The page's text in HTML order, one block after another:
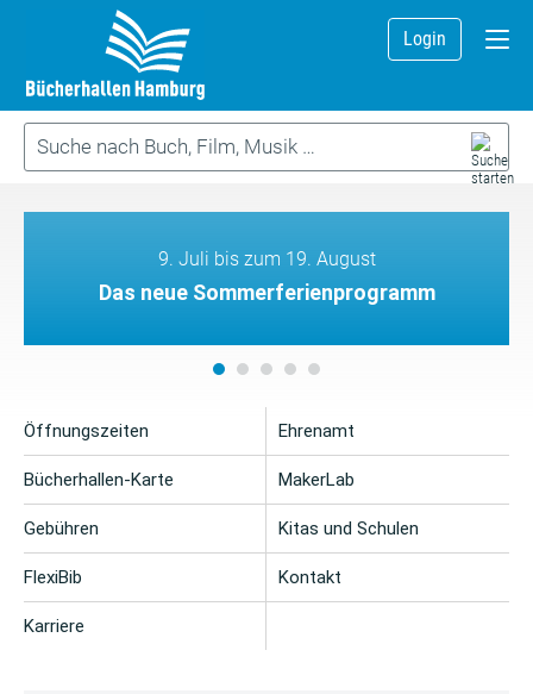
Login
9. Juli bis zum 19. August
Das neue Sommerferienprogramm
Öffnungszeiten
Bücherhallen-Karte
Gebühren
FlexiBib
Karriere
Ehrenamt
MakerLab
Kitas und Schulen
Kontakt